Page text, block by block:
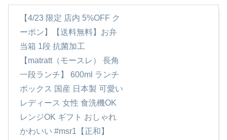
【4/23 限定 店内 5%OFF ク
ーポン】【送料無料】お弁
当箱 1段 抗菌加工
【matratt（モースレ） 長角
一段ランチ】 600ml ランチ
ボックス 国産 日本製 可愛い
レディース 女性 食洗機OK
レンジOK ギフト おしゃれ
かわいい #msr1【正和】